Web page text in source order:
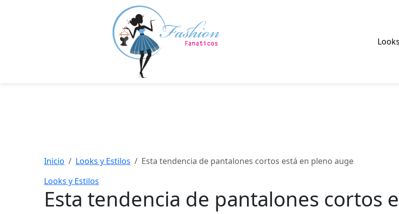
Inicio Looks y Estilos
Esta tendencia de pantalones cortos está en pleno auge
Looks y Estilos
Esta tendencia de pantalones cortos